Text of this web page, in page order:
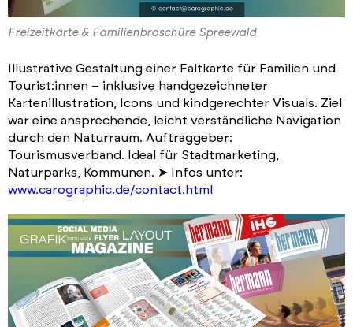
Freizeitkarte & Familienbroschüre Spreewald
Illustrative Gestaltung einer Faltkarte für Familien und
Tourist:innen – inklusive handgezeichneter
Kartenillustration, Icons und kindgerechter Visuals. Ziel
war eine ansprechende, leicht verständliche Navigation
durch den Naturraum. Auftraggeber:
Tourismusverband. Ideal für Stadtmarketing,
Naturparks, Kommunen. ➤ Infos unter:
www.carographic.de/contact.html